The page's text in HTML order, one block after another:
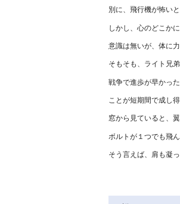
別に、飛行機が怖い
しかし、心のどこか
意識は無いが、体に
そもそも、ライト兄
戦争で進歩が早かっ
ことが短期間で成し
窓から見ていると、
ボルトが１つでも飛ん
そう言えば、肩も凝っ